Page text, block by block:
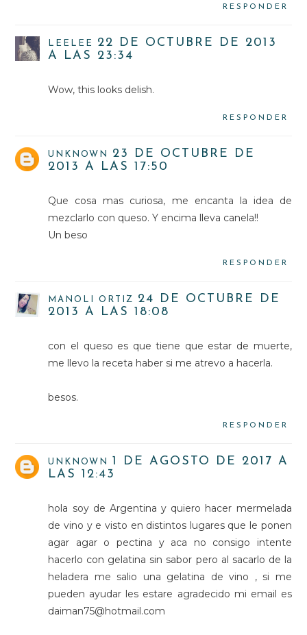
RESPONDER
LEELEE
22 DE OCTUBRE DE 2013
A LAS 23:34
Wow, this looks delish.
RESPONDER
UNKNOWN
23 DE OCTUBRE DE
2013 A LAS 17:50
Que cosa mas curiosa, me encanta la idea de
mezclarlo con queso. Y encima lleva canela!!
Un beso
RESPONDER
MANOLI ORTIZ
24 DE OCTUBRE DE
2013 A LAS 18:08
con el queso es que tiene que estar de muerte,
me llevo la receta haber si me atrevo a hacerla.
besos.
RESPONDER
UNKNOWN
1 DE AGOSTO DE 2017 A
LAS 12:43
hola soy de Argentina y quiero hacer mermelada
de vino y e visto en distintos lugares que le ponen
agar agar o pectina y aca no consigo intente
hacerlo con gelatina sin sabor pero al sacarlo de la
heladera me salio una gelatina de vino , si me
pueden ayudar les estare agradecido mi email es
daiman75@hotmail.com